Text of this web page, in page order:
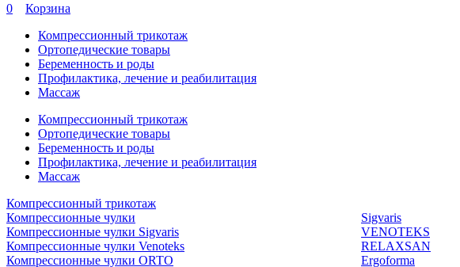
0
Корзина
Компрессионный трикотаж
Ортопедические товары
Беременность и роды
Профилактика, лечение и реабилитация
Массаж
Компрессионный трикотаж
Ортопедические товары
Беременность и роды
Профилактика, лечение и реабилитация
Массаж
Компрессионный трикотаж
Компрессионные чулки
Компрессионные чулки Sigvaris
Компрессионные чулки Venoteks
Компрессионные чулки ORTO
Sigvaris
VENOTEKS
RELAXSAN
Ergoforma